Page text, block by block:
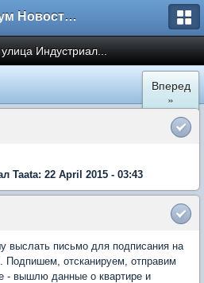
Форум Новостройки
Индустриал...
Вперед
»
Taata: 22 April 2015 - 03:43
выслать письмо для подписания на
Подпишем, отсканируем, отправим
- вышлю данные о квартире и